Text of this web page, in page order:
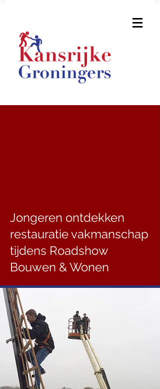
Jongeren ontdekken
restauratie vakmanschap
tijdens Roadshow
Bouwen & Wonen